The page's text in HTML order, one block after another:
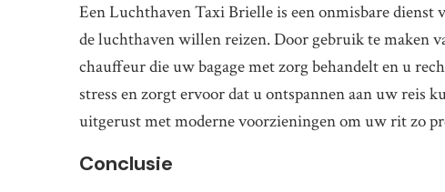
Een Luchthaven Taxi Brielle is een onmisbare
de luchthaven willen reizen. Door gebruik te maken
chauffeur die uw bagage met zorg behandelt en u
stress en zorgt ervoor dat u ontspannen aan uw reis
uitgerust met moderne voorzieningen om uw rit zo
Conclusie